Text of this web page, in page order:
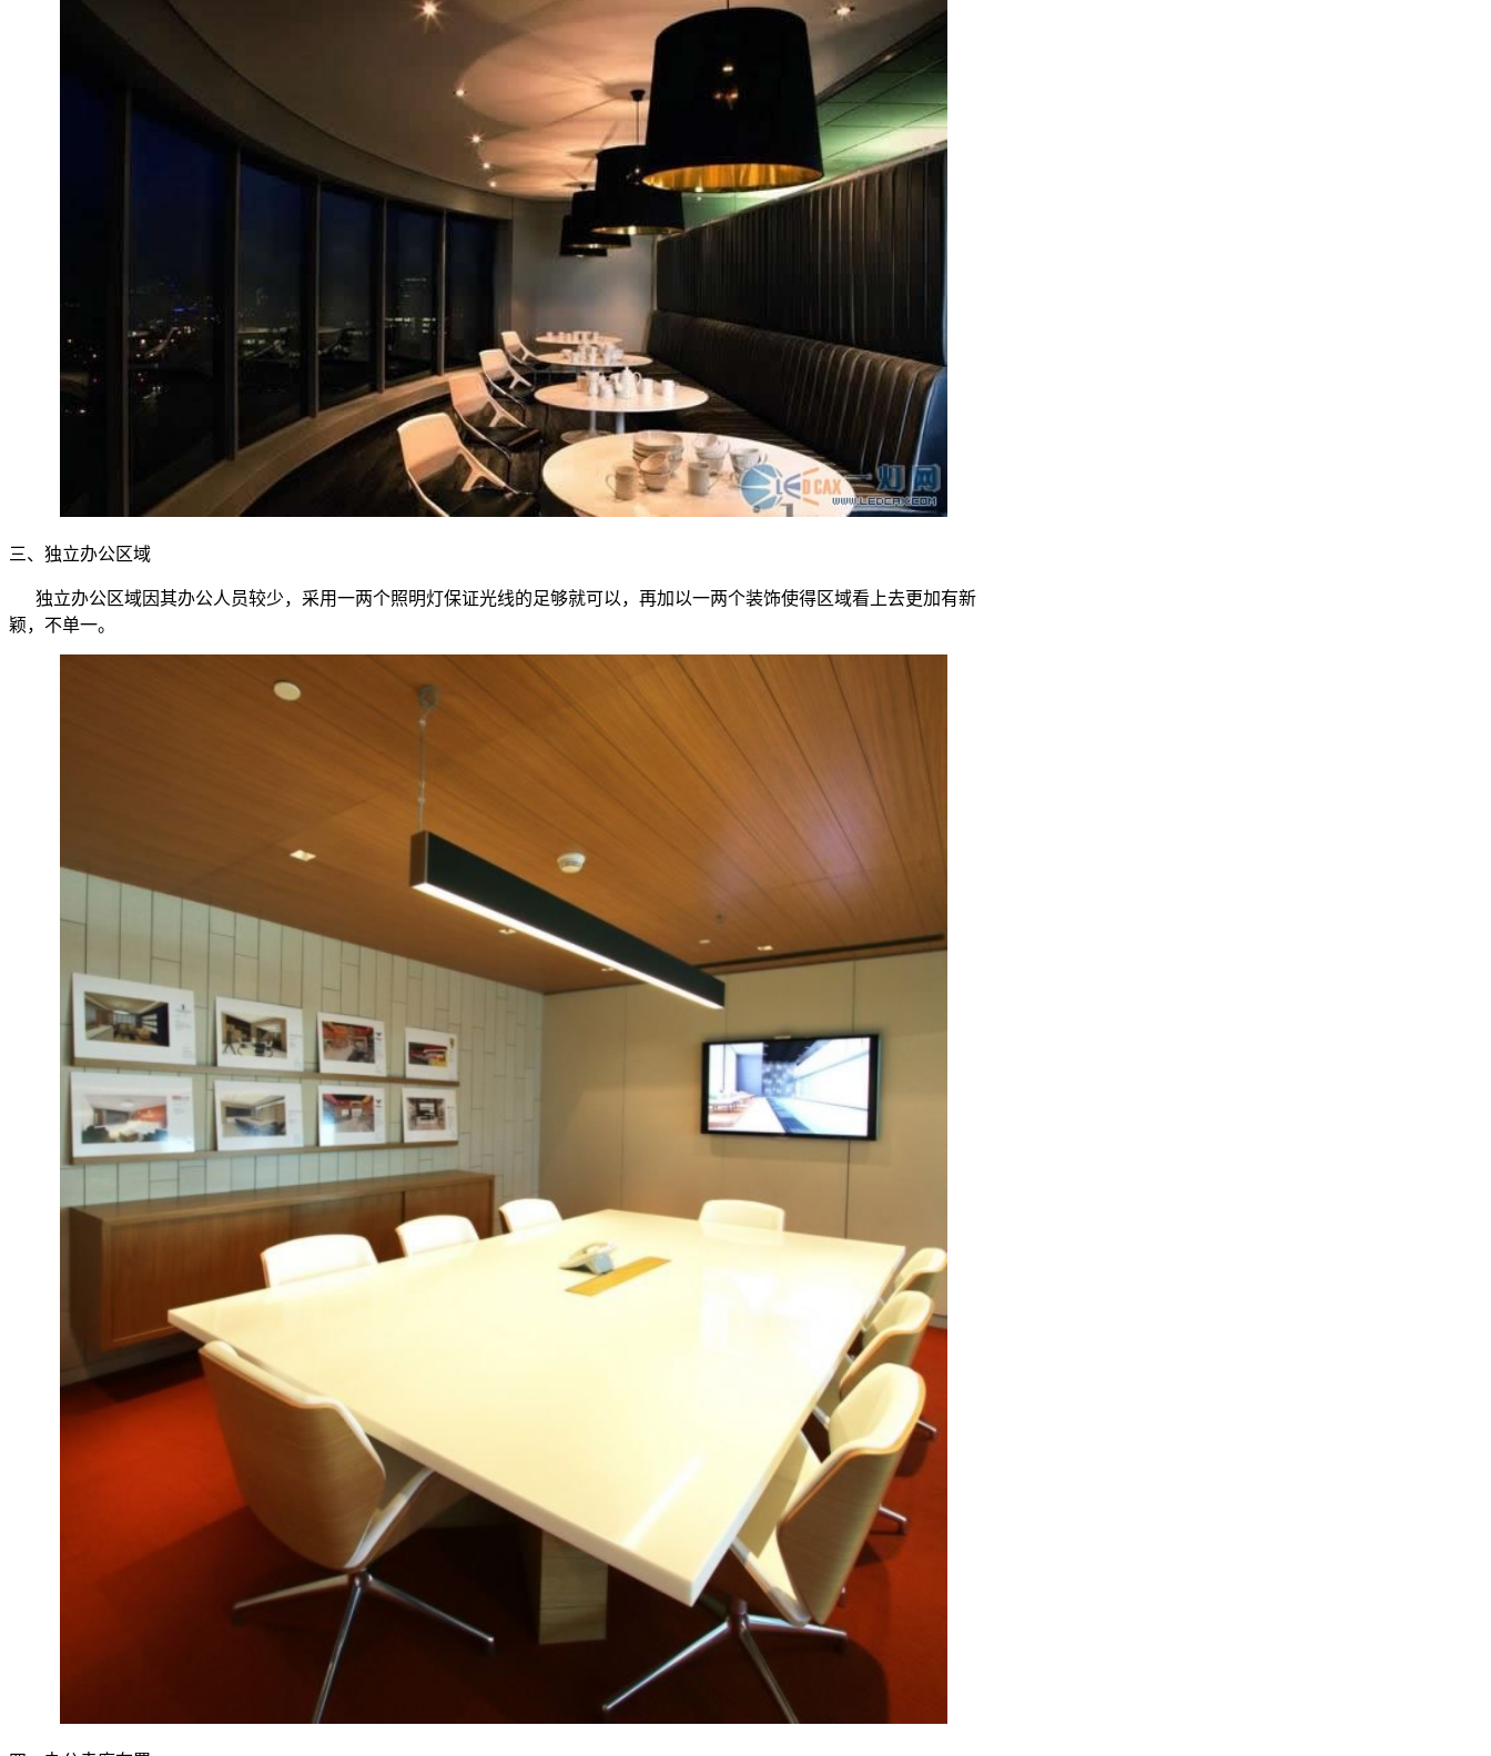
三、独立办公区域
独立办公区域因其办公人员较少，采用一两个照明灯保证光线的足够就可以，再加以一两个装饰使得区域看上去更加有新
颖，不单一。